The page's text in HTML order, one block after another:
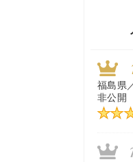
農機リ
山梨県
株式会
近江商
農建機
福島県
非公開